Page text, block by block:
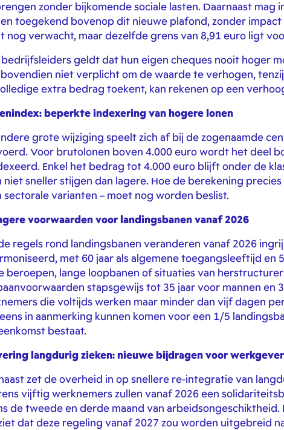
zonder bijkomende sociale lasten. Daarnaast mag
toegekend bovenop dit nieuwe plafond, zonder impact
nog verwacht, maar dezelfde grens van 8,91 euro ligt
geldt dat hun eigen cheques nooit hoger
niet verplicht om de waarde te verhogen,
extra bedrag toekent, kan rekenen op een
beperkte indexering van hogere lonen
grote wijziging speelt zich af bij de zogenaamde
Voor brutolonen boven 4.000 euro wordt het deel
Enkel het bedrag tot 4.000 euro blijft onder de
niet sneller stijgen dan lagere. Hoe de berekening
sectorale varianten – moet nog worden beslist.
voorwaarden voor landingsbanen vanaf 2026
regels rond landingsbanen veranderen vanaf 2026
met 60 jaar als algemene toegangsleeftijd en
beroepen, lange loopbanen of situaties van
stapsgewijs tot 35 jaar voor mannen en
die voltijds werken maar minder dan vijf dagen
in aanmerking kunnen komen voor een 1/5
bestaat.
langdurig zieken: nieuwe bijdragen voor
zet de overheid in op snellere re-integratie van
vijftig werknemers zullen vanaf 2026 een
de tweede en derde maand van
dat deze regeling vanaf 2027 zou worden uitgebreid